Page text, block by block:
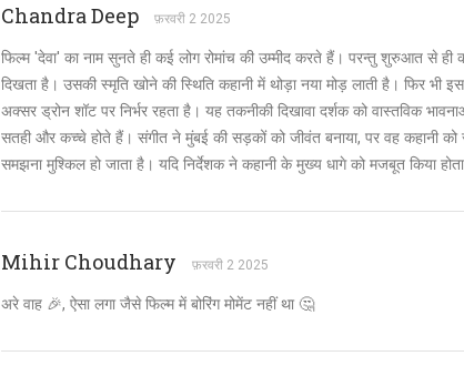
Chandra Deep फ़रवरी 2 2025
फिल्म 'देवा' का नाम सुनते ही कई लोग रोमांच की उम्मीद करते हैं। परन्तु शुरुआत से ही
दिखता है। उसकी स्मृति खोने की स्थिति कहानी में थोड़ा नया मोड़ लाती है। फिर
अक्सर ड्रोन शॉट पर निर्भर रहता है। यह तकनीकी दिखावा दर्शक को वास्तविक
सतही और कच्चे होते हैं। संगीत ने मुंबई की सड़कों को जीवंत बनाया, पर वह कहानी
समझना मुश्किल हो जाता है। यदि निर्देशक ने कहानी के मुख्य धागे को मजबूत किया
Mihir Choudhary फ़रवरी 2 2025
अरे वाह 🎉, ऐसा लगा जैसे फिल्म में बोरिंग मोमेंट नहीं था 🤔